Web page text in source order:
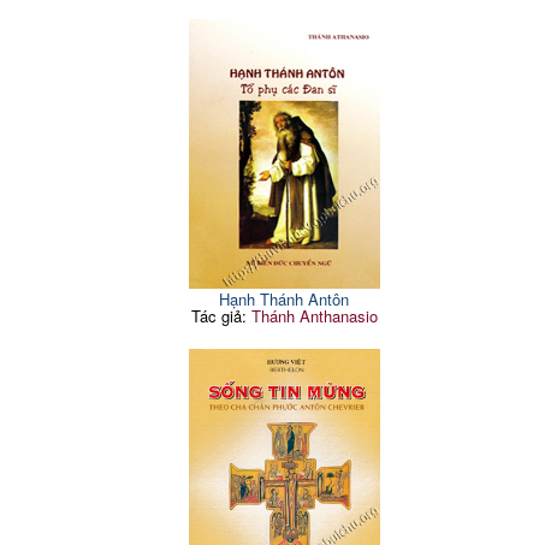
Hạnh Thánh Antôn
Tác giả: Thánh Anthanasio